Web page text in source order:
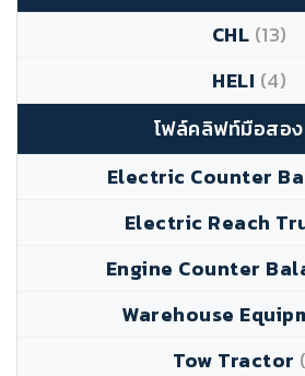
CHL (13)
HELI (4)
โฟล์คลิฟท์มือสอง
Electric Counter
Electric Reach
Engine Counter
Warehouse
Tow Tractor